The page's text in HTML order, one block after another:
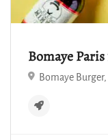
Bomaye Paris
Bomaye Burger,